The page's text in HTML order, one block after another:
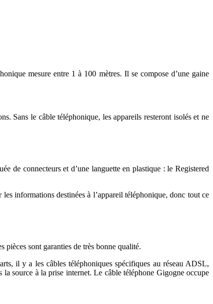
mesure entre 1 à 100 mètres. Il se compose d’une gaine
Sans le câble téléphonique, les appareils resteront isolés et ne
de connecteurs et d’une languette en plastique : le Registered
informations destinées à l’appareil téléphonique, donc tout ce
pièces sont garanties de très bonne qualité.
il y a les câbles téléphoniques spécifiques au réseau ADSL,
source à la prise internet. Le câble téléphone Gigogne occupe